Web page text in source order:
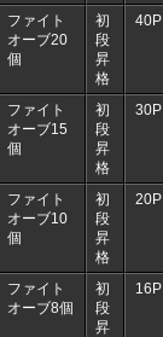
ファイト
オーブ20
個
初
段
昇
格
40P
ファイト
オーブ15
個
初
段
昇
格
30P
ファイト
オーブ10
個
初
段
昇
格
20P
ファイト
オーブ8個
初
段
昇
16P